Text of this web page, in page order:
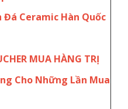
Ceramic Hàn Quốc
MUA HÀNG TRỊ
Cho Những Lần Mua